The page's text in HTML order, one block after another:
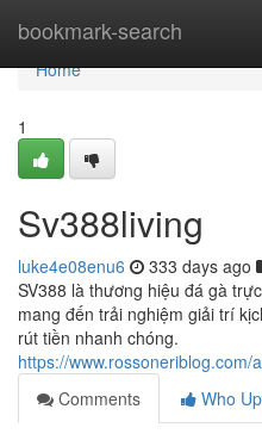
bookmark-search
Home
Home
1
Sv388living
luke4e08enu6 333 days ago
SV388 là thương hiệu đá gà
mang đến trải nghiệm giải trí
rút tiền nhanh chóng.
https://www.rossoneriblog.com/
Comments
Who